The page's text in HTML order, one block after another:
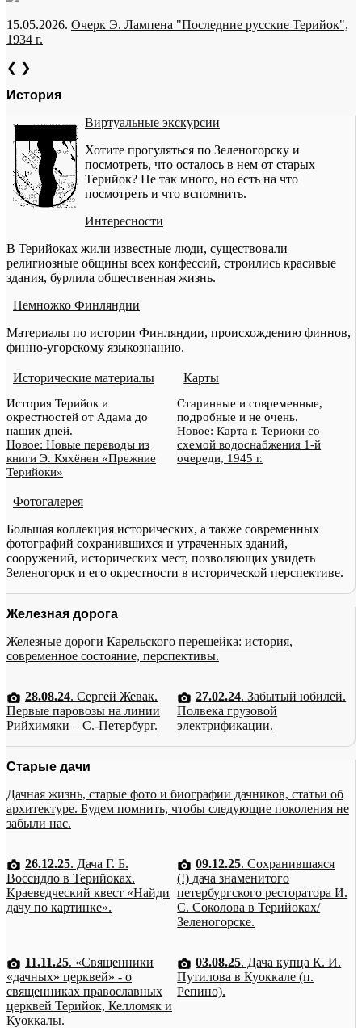
15.05.2026. Очерк Э. Лампена "Последние русские Терийок",
1934 г.
❮ ❯
История
Виртуальные экскурсии
Хотите прогуляться по Зеленогорску и
посмотреть, что осталось в нем от старых
Терийок? Не так много, но есть на что
посмотреть и что вспомнить.
Интересности
В Терийоках жили известные люди, существовали
религиозные общины всех конфессий, строились красивые
здания, бурлила общественная жизнь.
Немножко Финляндии
Материалы по истории Финляндии, происхождению финнов,
финно-угорскому языкознанию.
Исторические материалы
История Терийок и
окрестностей от Адама до
наших дней.
Новое: Новые переводы из
книги Э. Кяхёнен «Прежние
Терийоки»
Карты
Старинные и современные,
подробные и не очень.
Новое: Карта г. Териоки со
схемой водоснабжения 1-й
очереди, 1945 г.
Фотогалерея
Большая коллекция исторических, а также современных
фотографий сохранившихся и утраченных зданий,
сооружений, исторических мест, позволяющих увидеть
Зеленогорск и его окрестности в исторической перспективе.
Железная дорога
Железные дороги Карельского перешейка: история,
современное состояние, перспективы.
28.08.24. Сергей Жевак.
Первые паровозы на линии
Рийхимяки – С.-Петербург.
27.02.24. Забытый юбилей.
Полвека грузовой
электрификации.
Старые дачи
Дачная жизнь, старые фото и биографии дачников, статьи об
архитектуре. Будем помнить, чтобы следующие поколения не
забыли нас.
26.12.25. Дача Г. Б.
Воссидло в Терийоках.
Краеведческий квест «Найди
дачу по картинке».
09.12.25. Сохранившаяся
(!) дача знаменитого
петербургского ресторатора И.
С. Соколова в Терийоках/
Зеленогорске.
11.11.25. «Священники
«дачных» церквей» - о
священниках православных
церквей Терийок, Келломяк и
Куоккалы.
03.08.25. Дача купца К. И.
Путилова в Куоккале (п.
Репино).